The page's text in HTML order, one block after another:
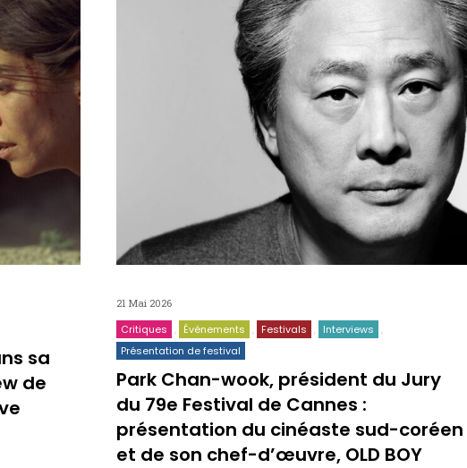
sa
de
21 Mai 2026
Critiques Événements Festivals
Interviews
Présentation de festival
Park Chan-wook, président du Jury
du 79e Festival de Cannes :
présentation du cinéaste sud-coréen
et de son chef-d’œuvre, OLD BOY